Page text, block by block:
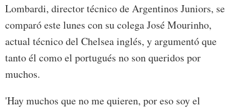
Lombardi, director técnico de Argentinos Juniors, se
comparó este lunes con su colega José Mourinho,
actual técnico del Chelsea inglés, y argumentó que
tanto él como el portugués no son queridos por
muchos.
'Hay muchos que no me quieren, por eso soy el